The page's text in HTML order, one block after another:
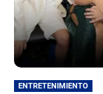
ENTRETENIMIENTO